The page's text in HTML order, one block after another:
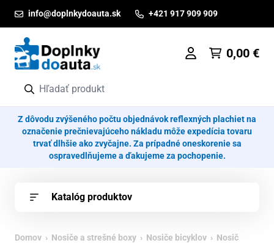
info@doplnkydoauta.sk +421 917 909 909
0,00 €
Z dôvodu zvýšeného počtu objednávok reflexných plachiet na
označenie prečnievajúceho nákladu môže expedícia tovaru
trvať dlhšie ako zvyčajne. Za prípadné oneskorenie sa
ospravedlňujeme a ďakujeme za pochopenie.
Katalóg produktov
Domov › Nosiče a strešné boxy › Nosiče bicyklov › Nosič